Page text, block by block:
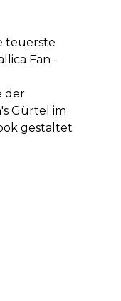
teuerste
Fan -
der
Gürtel im
gestaltet